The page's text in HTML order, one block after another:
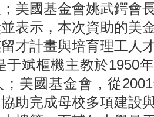
美國基金會姚武鍔會
表示，本次資助的美
才計畫與培育理工人
斌樞機主教於1950
；美國基金會，從
助完成母校多項建設